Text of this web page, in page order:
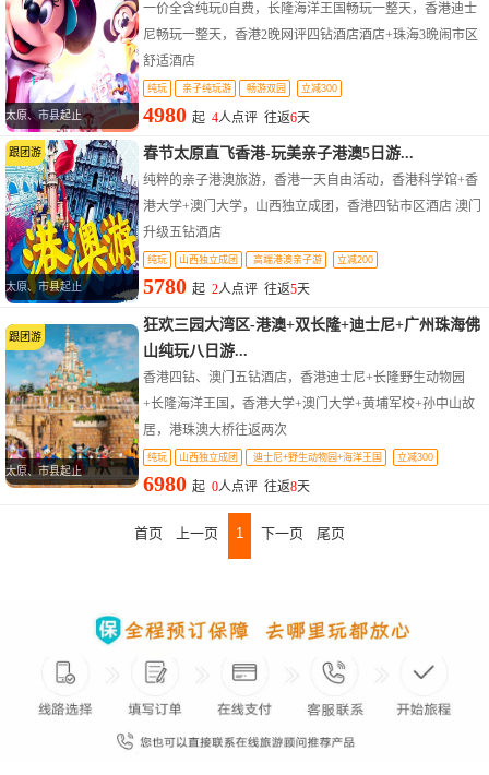
太原、市县起止
一价全含纯玩0自费，长隆海洋王国畅玩一整天，香港迪士
尼畅玩一整天，香港2晚网评四钻酒店酒店+珠海3晩闹市区
舒适酒店
纯玩 亲子纯玩游 畅游双园 立减300
4980起4人点评 往返6天
跟团游
太原、市县起止
春节太原直飞香港-玩美亲子港澳5日游...
纯粹的亲子港澳旅游，香港一天自由活动，香港科学馆+香
港大学+澳门大学，山西独立成团，香港四钻市区酒店 澳门
升级五钻酒店
纯玩 山西独立成团 高端港澳亲子游 立减200
5780起2人点评 往返5天
跟团游
太原、市县起止
狂欢三园大湾区-港澳+双长隆+迪士尼+广州珠海佛
山纯玩八日游...
香港四钻、澳门五钻酒店，香港迪士尼+长隆野生动物园
+长隆海洋王国，香港大学+澳门大学+黄埔军校+孙中山故
居，港珠澳大桥往返两次
纯玩 山西独立成团 迪士尼+野生动物园+海洋王国 立减300
6980起0人点评 往返8天
首页 上一页 1 下一页 尾页